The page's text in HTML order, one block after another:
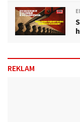
REKLAM